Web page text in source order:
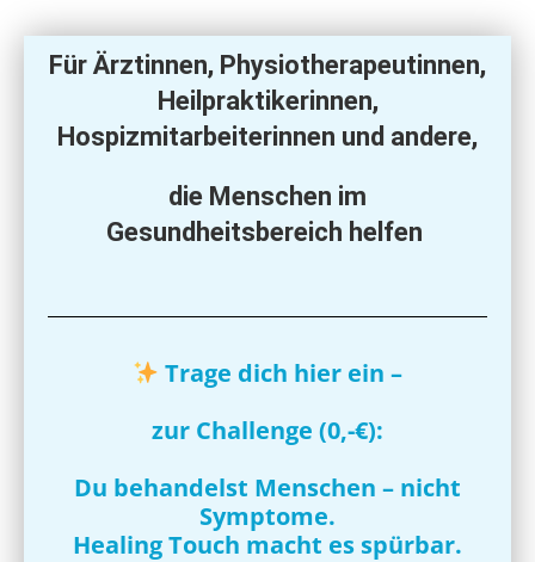
Für Ärztinnen, Physiotherapeutinnen,
Heilpraktikerinnen,
Hospizmitarbeiterinnen und andere,
die Menschen im
Gesundheitsbereich helfen
Trage dich hier ein –
zur Challenge (0,-€):
Du behandelst Menschen – nicht
Symptome.
Healing Touch macht es spürbar.